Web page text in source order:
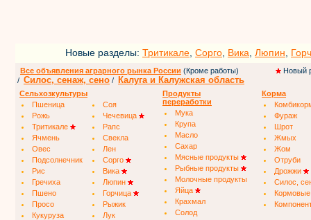
Новые разделы: Тритикале Сорго Вика Люпин
Все объявления аграрного рынка России (Кроме работы)
Новый
/ Силос, сенаж, сено / Калуга и Калужская область
Сельхозкультуры
Пшеница
Соя
Рожь
Чечевица
Тритикале
Рапс
Ячмень
Свекла
Овес
Лен
Подсолнечник
Сорго
Рис
Вика
Гречиха
Люпин
Пшено
Горчица
Просо
Рыжик
Кукуруза
Лук
Продукты
переработки
Мука
Крупа
Масло
Сахар
Мясные продукты
Рыбные продукты
Молочные продукты
Яйца
Крахмал
Солод
Корма
Фураж
Шрот
Жмых
Жом
Отруби
Дрожжи
Силос,